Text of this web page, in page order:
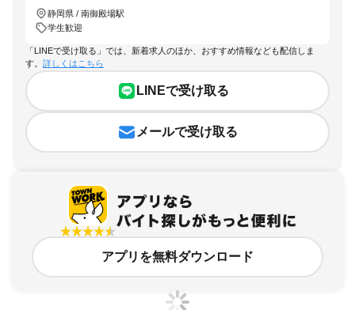
静岡県 / 南御殿場駅
学生歓迎
「LINEで受け取る」では、新着求人のほか、おすすめ情報なども配信しま
す。 詳しくはこちら
LINEで受け取る
メールで受け取る
アプリを無料ダウンロード